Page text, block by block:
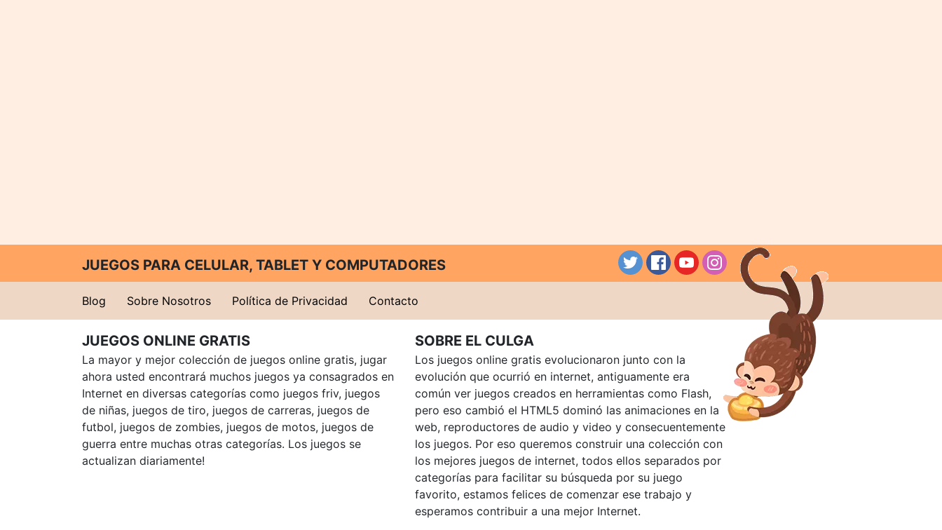
JUEGOS PARA CELULAR, TABLET Y COMPUTADORES
Blog Sobre Nosotros Política de Privacidad Contacto
JUEGOS ONLINE GRATIS
La mayor y mejor colección de juegos online gratis, jugar
ahora usted encontrará muchos juegos ya consagrados en
Internet en diversas categorías como juegos friv, juegos
de niñas, juegos de tiro, juegos de carreras, juegos de
futbol, juegos de zombies, juegos de motos, juegos de
guerra entre muchas otras categorías. Los juegos se
actualizan diariamente!
SOBRE EL CULGA
Los juegos online gratis evolucionaron junto con la
evolución que ocurrió en internet, antiguamente era
común ver juegos creados en herramientas como Flash,
pero eso cambió el HTML5 dominó las animaciones en la
web, reproductores de audio y video y consecuentemente
los juegos. Por eso queremos construir una colección con
los mejores juegos de internet, todos ellos separados por
categorías para facilitar su búsqueda por su juego
favorito, estamos felices de comenzar ese trabajo y
esperamos contribuir a una mejor Internet.